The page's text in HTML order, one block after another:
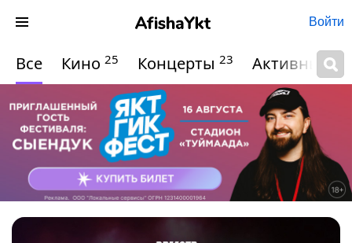
Войти
Все Кино 25 Концерты 23 Активный